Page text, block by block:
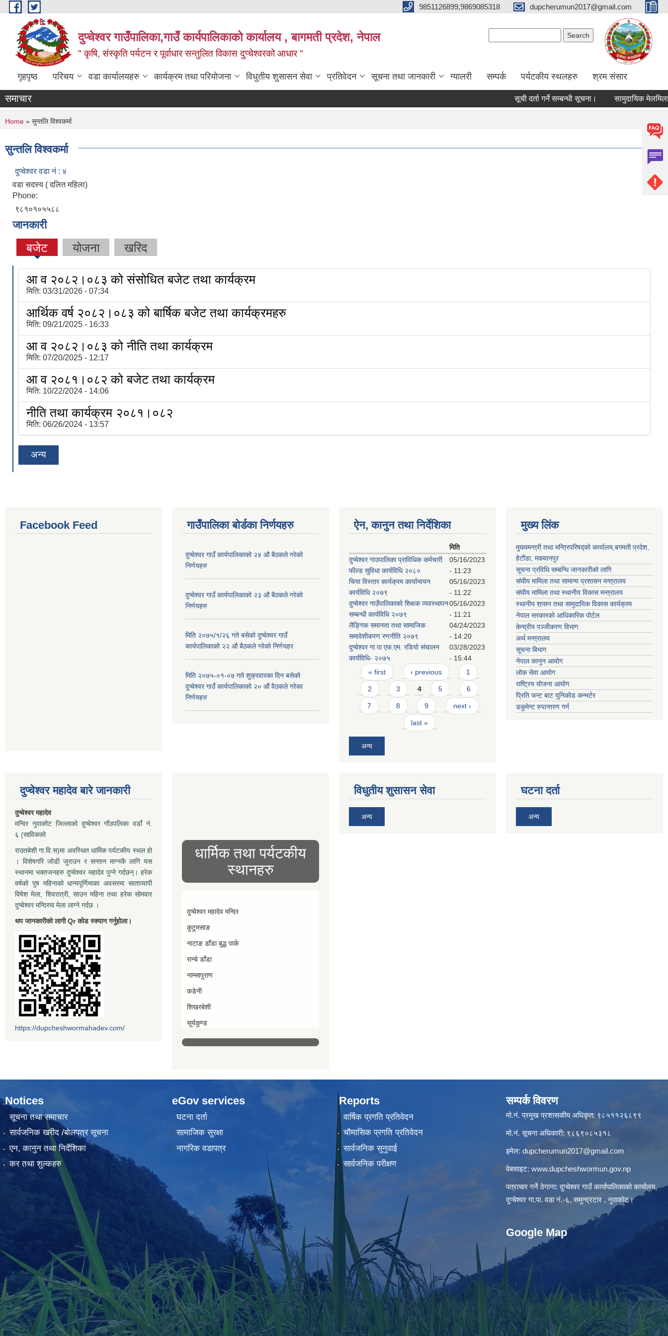
Skip to main content 9851126899,9869085318 dupcherumun2017@gmail.com
दुप्चेश्वर गाउँपालिका,गाउँ कार्यपालिकाको कार्यालय , बागमती प्रदेश, नेपाल
" कृषि, संस्कृति पर्यटन र पूर्वाधार सन्तुलित विकास दुप्चेश्वरको आधार "
गृहपृष्ठ परिचय वडा कार्यालयहरु कार्यक्रम तथा परियोजना विधुतीय शुसासन सेवा प्रतिवेदन सूचना तथा जानकारी ग्यालरी सम्पर्क पर्यटकीय स्थलहरु श्रम संसार
समाचार सूची दर्ता गर्ने सम्बन्धी सूचना। सामुदायिक
You are here
Home » सुन्तलि विश्वकर्मा
सुन्तलि विश्वकर्मा
दुप्चेश्वर वडा नं : ४
वडा सदस्य ( दलित महिला)
Phone:
९८१०१०५५८८
जानकारी
बजेट योजना खरिद
आ व २०८२।०८३ को संसोधित बजेट तथा कार्यक्रम
मिति: 03/31/2026 - 07:34
आर्थिक वर्ष २०८२।०८३ को बार्षिक बजेट तथा कार्यक्रमहरु
मिति: 09/21/2025 - 16:33
आ व २०८२।०८३ को नीति तथा कार्यक्रम
मिति: 07/20/2025 - 12:17
आ व २०८१।०८२ को बजेट तथा कार्यक्रम
मिति: 10/22/2024 - 14:06
नीति तथा कार्यक्रम २०८१।०८२
मिति: 06/26/2024 - 13:57
अन्य
Facebook Feed गाउँपालिका बोर्डका निर्णयहरु
दुप्चेश्वर गाउँ कार्यपालिकाको २४ औ बैठकले गरेको
निर्णयहरु
दुप्चेश्वर गाउँ कार्यपालिकाको २३ औ बैठकले गरेको
निर्णयहरु
मिति २०७५/१/२६ गते बसेको दुप्चेश्वर गाउँ
कार्यपालिकाको २२ औ बैठकले गरेको निर्णयहर
मिति २०७५-०१-०७ गते शुक्रवारका दिन बसेको
दुप्चेश्वर गाउँ कार्यपालिकाको २० औं वैठकले गरेका
निर्णयहरु
ऐन, कानुन तथा निर्देशिका
मिति
दुप्चेश्वर गाउपालिका प्राविधिक कर्मचारी
फील्ड सुविधा कार्यविधि २०८०
05/16/2023
- 11:23
चिया विस्तार कार्यक्रम कार्यान्वयन
कार्यविधि २०७९
05/16/2023
- 11:22
दुप्चेश्वर गाउँपालिकाको शिक्षक व्यवस्थापन
सम्बन्धी कार्यविधि २०७९
05/16/2023
- 11:21
लैङ्गिक समानता तथा सामाजिक
समावेशीकरण रणनीति २०७९
04/24/2023
- 14:20
दुप्चेश्वर गा.पा एफ.एम. रडियो संचालन
कार्यविधि- २०७५
03/28/2023
- 15:44
Pages
« first ‹ previous 1
2 3 4 5 6
7 8 9 next ›
last »
अन्य
मुख्य लिंक
मुख्यमन्त्री तथा मन्त्रिपरिषद्को कार्यालय,बगमती प्रदेश,
हेटौंडा, मकवानपुर
सूचना प्रविधि सम्बन्धि जानकारीको लागि
संघीय मामिला तथा सामान्य प्रशासन मन्त्रालय
संघीय मामिला तथा स्थानीय विकास मन्त्रालय
स्थानीय शासन तथा सामुदायिक विकास कार्यक्रम
नेपाल सरकारको आधिकारिक पोर्टल
केन्द्रीय पञ्जीकरण विभाग
अर्थ मन्त्रालय
सूचना बिभाग
नेपाल कानुन आयोग
लोक सेवा आयोग
राष्ट्रिय योजना आयोग
प्रिति फन्ट बाट युनिकोड कन्भर्टर
डकुमेन्ट रुपान्तरण गर्न
दुप्चेश्वर महादेव बारे जानकारी
दुप्चेश्वर महादेव
मन्दिर नुवाकोट जिल्लाको दुप्चेश्वर गाँउपलिका वडाँ नं.
६ (साविकको
राउतबेशी गा.वि.स)मा अवस्थित धार्मिक पर्यटकीय स्थल हो
। विशेषगरि जोडी जुराउन र सन्तान माग्नकै लागि यस
स्थानमा भक्तजनहरु दुप्चेश्वर महादेव पुग्ने गर्दछन्। हरेक
वर्षको पुष महिनाको धान्यपूर्णिमाका अवसरमा साताव्यापी
विषेश मेला, शिवरात्री, साउन महिना तथा हरेक सोमवार
दुप्चेश्वर मन्दिरमा मेला लाग्ने गर्दछ ।
थप जानकारीको लागी Qr कोड स्क्यान गर्नुहोला।
https://dupcheshwormahadev.com/
धार्मिक तथा पर्यटकीय
स्थानहरु
दुप्चेश्वर महादेव मन्दिर
कुटुमसाङ
नाटाङ डाँडा बुद्ध पार्क
रान्चे डाँडा
नाम्सापुराण
कडेनी
शिखरबेशी
सूर्यकुण्ड
विधुतीय शुसासन सेवा
अन्य
घटना दर्ता
अन्य
Notices
सूचना तथा समाचार
सार्वजनिक खरीद /बोलपत्र सूचना
एन, कानुन तथा निर्देशिका
कर तथा शुल्कहरु
eGov services
घटना दर्ता
सामाजिक सुरक्षा
नागरिक वडापत्र
Reports
वार्षिक प्रगति प्रतिवेदन
चौमासिक प्रगति प्रतिवेदन
सार्वजनिक सुनुवाई
सार्वजनिक परीक्षण
सम्पर्क विवरण
मो.नं. प्रमुख प्रशासकीय अधिकृत: ९८५११२६८९९
मो.नं. सूचना अधिकारी: ९८६९०८५३१८
इमेल: dupcherumun2017@gmail.com
वेबसाइट: www.dupcheshwormun.gov.np
पत्राचार गर्ने ठेगाना: दुप्चेश्वर गाउँ कार्यापालिकाको कार्यालय,
दुप्चेश्वर गा.पा. वडा नं.-६, समुन्द्रटार , नुवाकोट।
Google Map